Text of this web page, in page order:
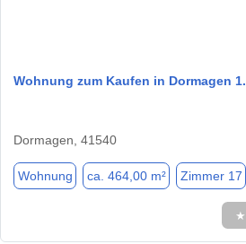
Wohnung zum Kaufen in Dormagen
Dormagen, 41540
Wohnung ca. 464,00 m² Zimmer 17
★